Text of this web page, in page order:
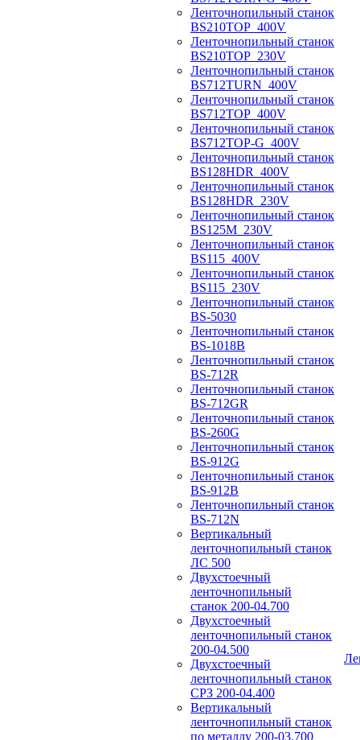
Ленточнопильный станок
BS210TOP_400V
Ленточнопильный станок
BS210TOP_230V
Ленточнопильный станок
BS712TURN_400V
Ленточнопильный станок
BS712TOP_400V
Ленточнопильный станок
BS712TOP-G_400V
Ленточнопильный станок
BS128HDR_400V
Ленточнопильный станок
BS128HDR_230V
Ленточнопильный станок
BS125M_230V
Ленточнопильный станок
BS115_400V
Ленточнопильный станок
BS115_230V
Ленточнопильный станок
BS-5030
Ленточнопильный станок
BS-1018B
Ленточнопильный станок
BS-712R
Ленточнопильный станок
BS-712GR
Ленточнопильный станок
BS-260G
Ленточнопильный станок
BS-912G
Ленточнопильный станок
BS-912В
Ленточнопильный станок
BS-712N
Вертикальный
ленточнопильный станок
ЛС 500
Двухстоечный
ленточнопильный
станок 200-04.700
Двухстоечный
ленточнопильный станок
200-04.500
Двухстоечный
ленточнопильный станок
СРЗ 200-04.400
Вертикальный
ленточнопильный станок
по металлу 200-03.700